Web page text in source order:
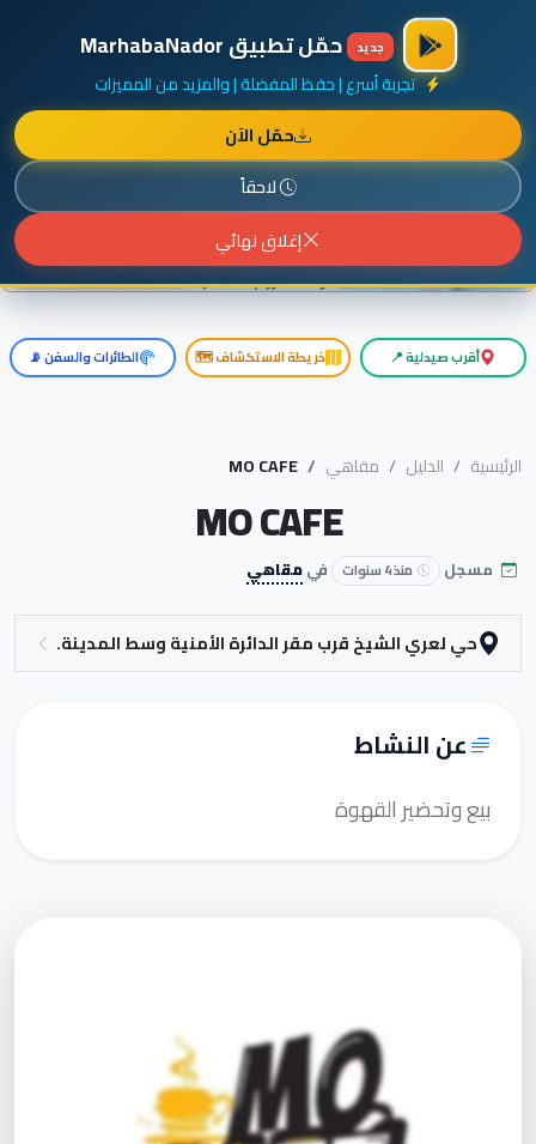
أضف نشاطك مجاناً
جديد حمّل تطبيق MarhabaNador
تجربة أسرع | حفظ المفضلة | والمزيد من المميزات
حمّل الآن
لاحقاً
إغلاق نهائي
إعلان ممول المزيد حول هذا الإعلان
أقرب صيدلية 📍 خريطة الاستكشاف 🗺️ الطائرات والسفن 📡
الرئيسية الدليل مقاهي MO CAFE
MO CAFE
مسجل منذ 4 سنوات فيمقاهي
حي لعري الشيخ قرب مقر الدائرة الأمنية وسط المدينة.
عن النشاط
بيع وتحضير القهوة